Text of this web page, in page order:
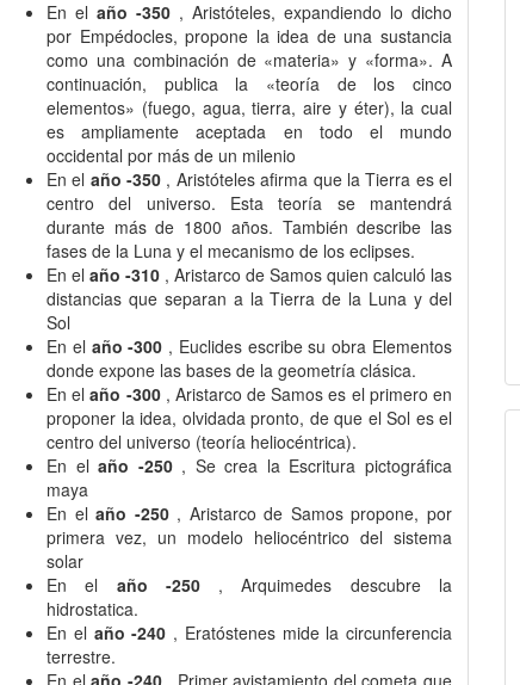
En el año -350 , Aristóteles, expandiendo lo dicho
por Empédocles, propone la idea de una sustancia
como una combinación de «materia» y «forma». A
continuación, publica la «teoría de los cinco
elementos» (fuego, agua, tierra, aire y éter), la cual
es ampliamente aceptada en todo el mundo
occidental por más de un milenio
En el año -350 , Aristóteles afirma que la Tierra es el
centro del universo. Esta teoría se mantendrá
durante más de 1800 años. También describe las
fases de la Luna y el mecanismo de los eclipses.
En el año -310 , Aristarco de Samos quien calculó las
distancias que separan a la Tierra de la Luna y del
Sol
En el año -300 , Euclides escribe su obra Elementos
donde expone las bases de la geometría clásica.
En elaño -300 , Aristarco de Samos es el primero en
proponer la idea, olvidada pronto, de que el Sol es el
centro del universo (teoría heliocéntrica).
En elaño -250 , Se crea la Escritura pictográfica
maya
En elaño -250 , Aristarco de Samos propone, por
primera vez, un modelo heliocéntrico del sistema
solar
En el año -250 , Arquimedes descubre la
hidrostatica.
En el año -240 , Eratóstenes mide la circunferencia
terrestre.